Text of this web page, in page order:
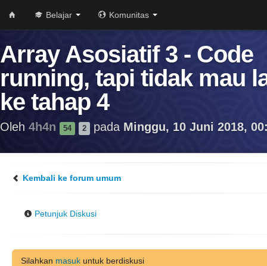
Belajar Komunitas
Array Asosiatif 3 - Code
running, tapi tidak mau
ke tahap 4
Oleh 4h4n 54 2 pada Minggu, 10 Juni 2018,
Kembali ke forum umum
Petunjuk Diskusi
Silahkan masuk untuk berdiskusi